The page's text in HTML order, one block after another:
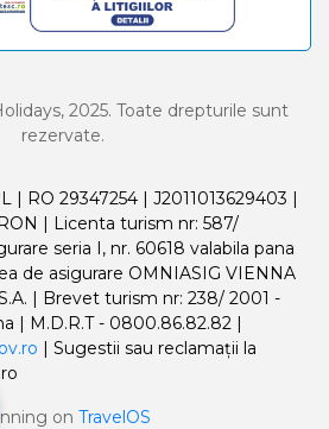
2025. Toate drepturile sunt
rezervate.
| RO 29347254 | J2011013629403 |
| Licenta turism nr: 587/
seria I, nr. 60618 valabila pana
de asigurare OMNIASIG VIENNA
| Brevet turism nr: 238/ 2001 -
| M.D.R.T - 0800.86.82.82 |
| Sugestii sau reclamații la
on TravelOS